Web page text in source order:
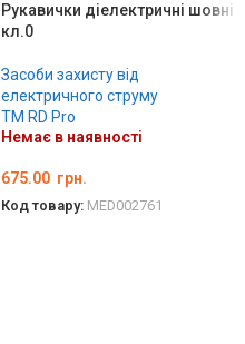
Рукавички діелектричні шовні
кл.0
Засоби захисту від
електричного струму
TM RD Pro
Немає в наявності
675.00 грн.
Код товару: MED002761